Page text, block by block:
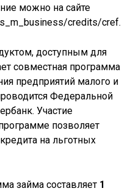
можно на сайте
credits/cref.
доступным для
совместная программа
предприятий малого и
Федеральной
Участие
позволяет
на льготных
займа составляет 1